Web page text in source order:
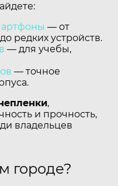
— от
редких устройств.
— для учебы,
— точное
,
и прочность,
владельцев
городе?